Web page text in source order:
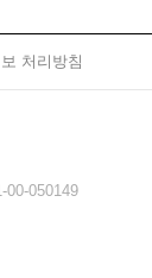
처리방침
00-050149